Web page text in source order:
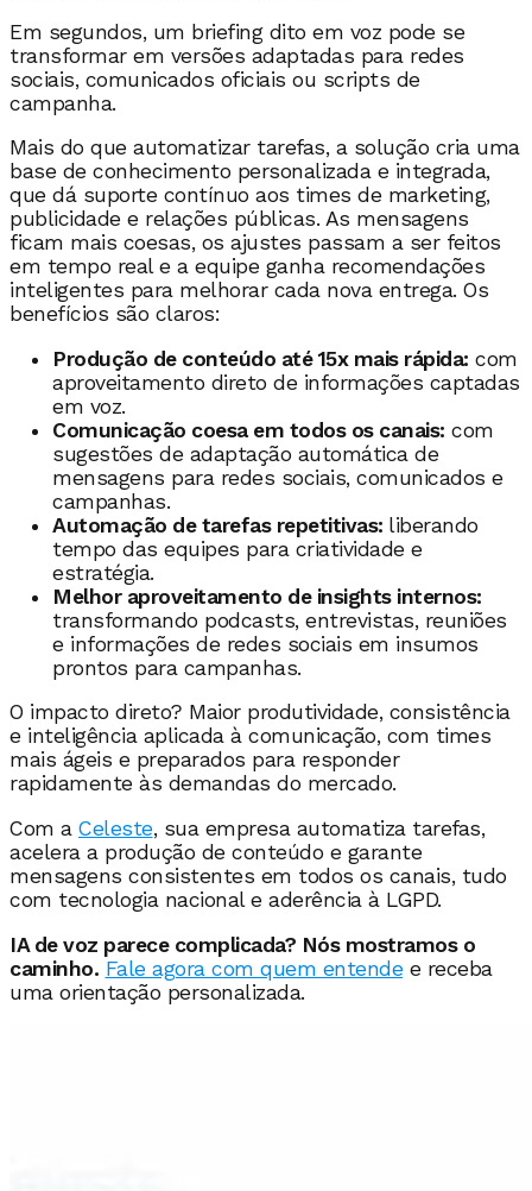
Em segundos, um briefing dito em voz pode se
transformar em versões adaptadas para redes
sociais, comunicados oficiais ou scripts de
campanha.
Mais do que automatizar tarefas, a solução cria uma
base de conhecimento personalizada e integrada,
que dá suporte contínuo aos times de marketing,
publicidade e relações públicas. As mensagens
ficam mais coesas, os ajustes passam a ser feitos
em tempo real e a equipe ganha recomendações
inteligentes para melhorar cada nova entrega. Os
benefícios são claros:
Produção de conteúdo até 15x mais rápida: com
aproveitamento direto de informações captadas
em voz.
Comunicação coesa em todos os canais: com
sugestões de adaptação automática de
mensagens para redes sociais, comunicados e
campanhas.
Automação de tarefas repetitivas: liberando
tempo das equipes para criatividade e
estratégia.
Melhor aproveitamento de insights internos:
transformando podcasts, entrevistas, reuniões
e informações de redes sociais em insumos
prontos para campanhas.
O impacto direto? Maior produtividade, consistência
e inteligência aplicada à comunicação, com times
mais ágeis e preparados para responder
rapidamente às demandas do mercado.
Com a Celeste, sua empresa automatiza tarefas,
acelera a produção de conteúdo e garante
mensagens consistentes em todos os canais, tudo
com tecnologia nacional e aderência à LGPD.
IA de voz parece complicada? Nós mostramos o
caminho. Fale agora com quem entendee receba
uma orientação personalizada.